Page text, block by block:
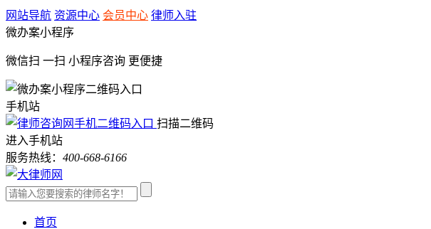
网站导航 资源中心 会员中心 律师入驻
微办案小程序
微信扫 一扫 小程序咨询 更便捷
手机站
扫描二维码
进入手机站
服务热线： 400-668-6166
首页